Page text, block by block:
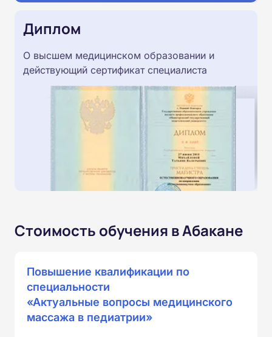
Диплом
О высшем медицинском образовании и
действующий сертификат специалиста
Стоимость обучения в Абакане
Повышение квалификации по
специальности
«Актуальные вопросы медицинского
массажа в педиатрии»